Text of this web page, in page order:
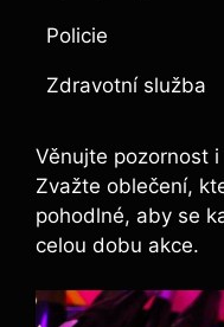
Policie
Zdravotní služba
Věnujte pozornost
Zvažte oblečení,
pohodlné, aby se
celou dobu akce.